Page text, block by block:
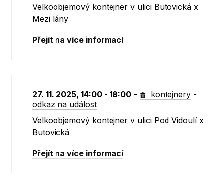
Velkoobjemový kontejner v ulici Butovická x
Mezi lány
Přejít na více informací
27. 11. 2025, 14:00 - 18:00 - kontejnery -
odkaz na událost
Velkoobjemový kontejner v ulici Pod Vidoulí x
Butovická
Přejít na více informací